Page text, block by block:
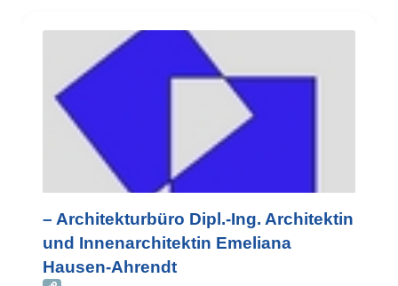
– Architekturbüro Dipl.-Ing. Architektin
und Innenarchitektin Emeliana
Hausen-Ahrendt